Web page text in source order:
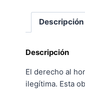
Descripción
Descripción
El derecho al
ilegítima. Esta